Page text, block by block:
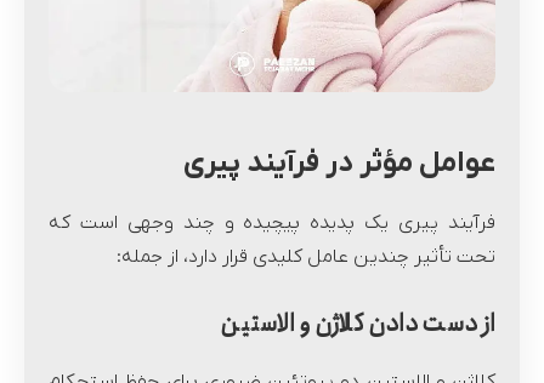
عوامل مؤثر در فرآیند پیری
فرآیند پیری یک پدیده پیچیده و چند وجهی است که
تحت تأثیر چندین عامل کلیدی قرار دارد، از جمله:
از دست دادن کلاژن و الاستین